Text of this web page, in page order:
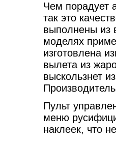
Чем порадует
так это
выполнены из
моделях
изготовлена
вылета из
выскользнет
Пульт
меню
наклеек, что